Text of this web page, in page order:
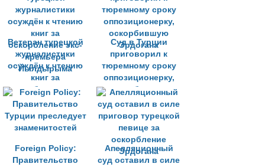
Ветеран турецкой
журналистики
осуждён к чтению
книг за
оскорбление экс-
премьера
Йылдырыма
Суд в Турции
приговорил к
тюремному сроку
оппозиционерку,
оскорбившую
Эрдогана
Foreign Policy:
Правительство
Апелляционный
суд оставил в силе